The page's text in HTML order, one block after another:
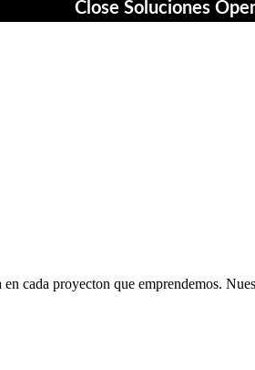
Close Soluciones
cada proyecton que emprendemos.